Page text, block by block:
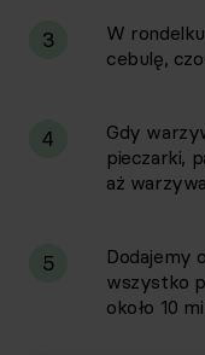
3
W
cebulę,
4
Gdy
pieczarki,
aż
5
Dodajemy
wszystko
około 10